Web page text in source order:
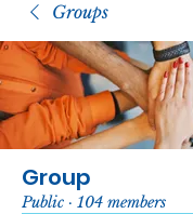
Groups
Group
Public · 104 members